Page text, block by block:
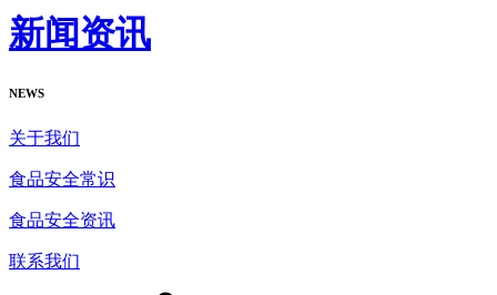
新闻资讯
NEWS
关于我们
食品安全常识
食品安全资讯
联系我们